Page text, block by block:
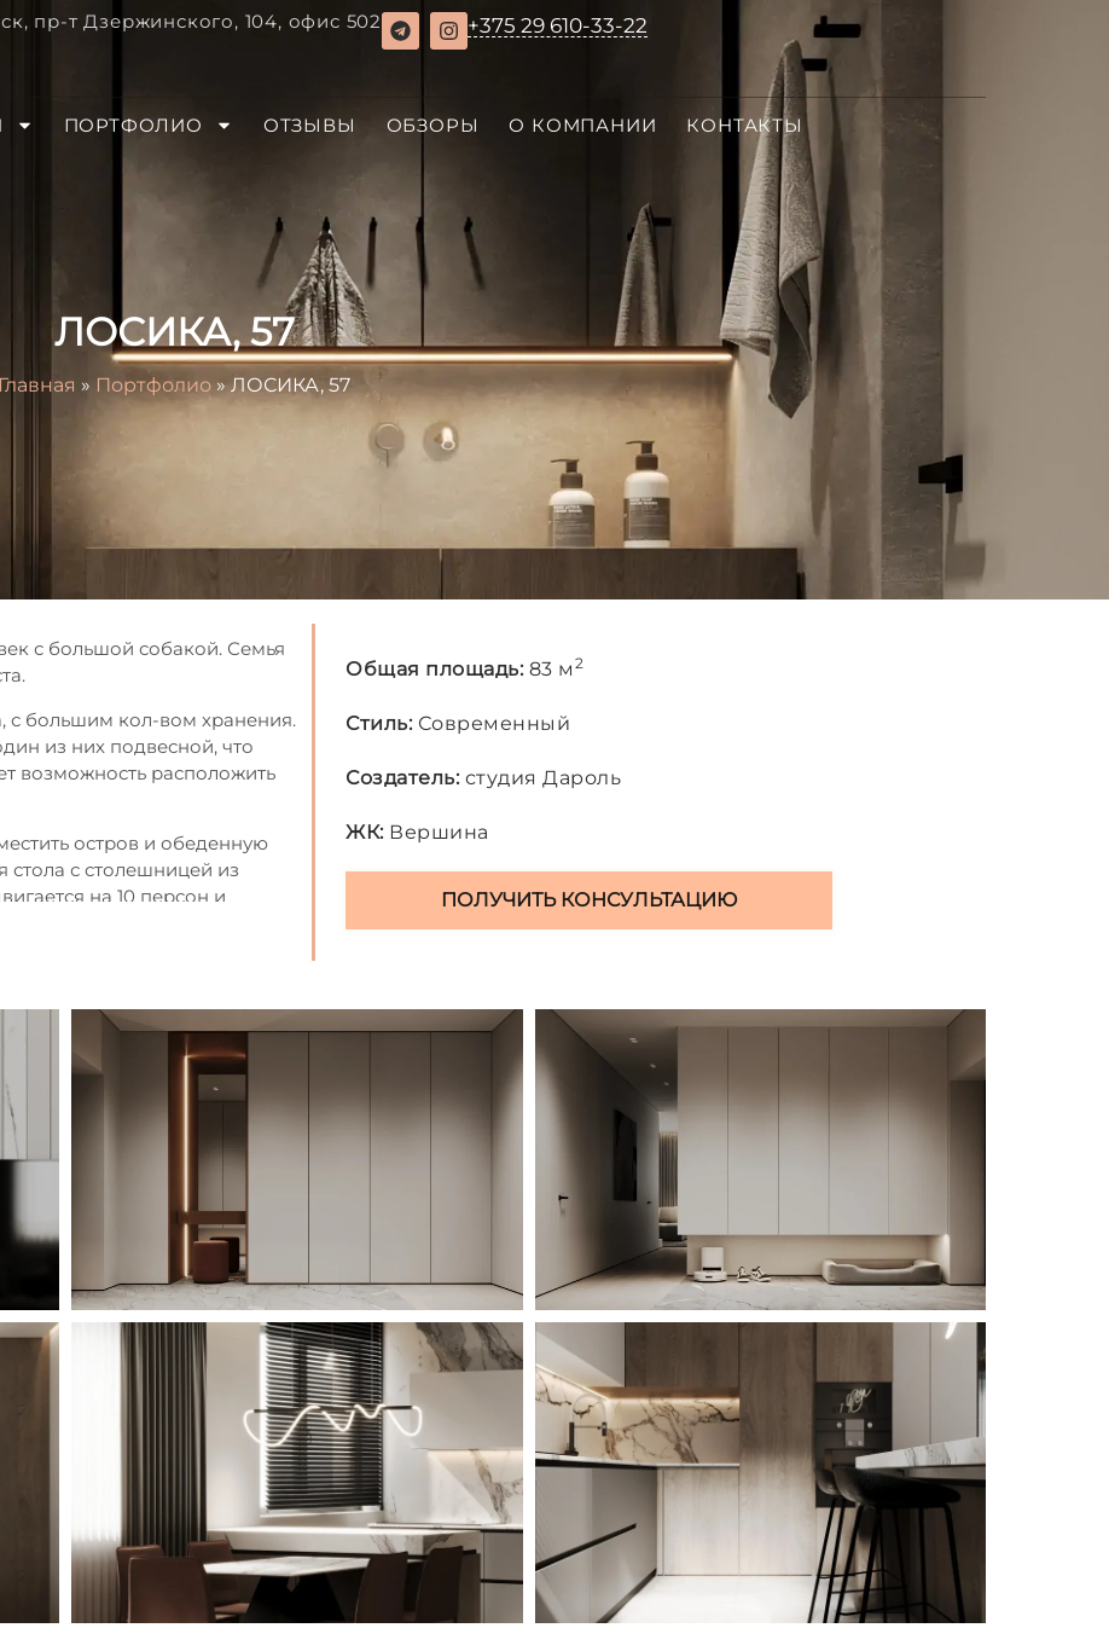
пр-т Дзержинского, 104, офис 502 +375 29 610-33-22
ПОРТФОЛИО ОТЗЫВЫ ОБЗОРЫ О КОМПАНИИ КОНТАКТЫ
ЛОСИКА, 57
Главная » Портфолио » ЛОСИКА, 57
с большой собакой. Семья
с большим кол-вом хранения.
из них подвесной, что
возможность расположить
остров и обеденную
с столешницей из
на 10 персон и
размещен таким
помещения детской и
акцентные изящные подвесы
но несмотря на
и обихода спальни.
Рабочий стол на двоих и
качестве интересного
панель для
усмотрению. Небольшой
для игр с
Общая площадь: 83 м 2
Стиль: Современный
Создатель: студия Дароль
ЖК: Вершина
ПОЛУЧИТЬ КОНСУЛЬТАЦИЮ